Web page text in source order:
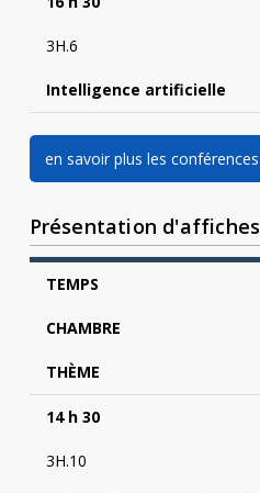
3H.6
Intelligence artificielle
en savoir plus les conférences
Présentation d'affiches
TEMPS
CHAMBRE
THÈME
14 h 30
3H.10